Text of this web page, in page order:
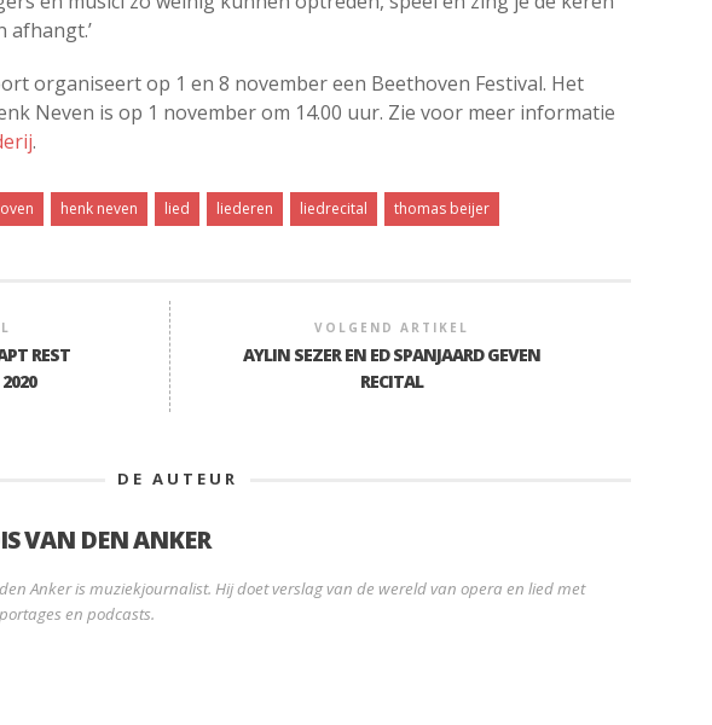
afhangt.’
organiseert op 1 en 8 november een Beethoven Festival. Het
Neven is op 1 november om 14.00 uur. Zie voor meer informatie
.
henk neven lied liederen liedrecital thomas beijer
REST
VOLGEND ARTIKEL
AYLIN SEZER EN ED SPANJAARD GEVEN
RECITAL
DE AUTEUR
VAN DEN ANKER
Anker is muziekjournalist. Hij doet verslag van de wereld van opera en lied met
en podcasts.